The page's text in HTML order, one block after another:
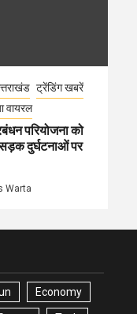
ट्रेंडिंग खबरें
वायरल
परियोजना को
दुर्घटनाओं पर
Warta
Economy